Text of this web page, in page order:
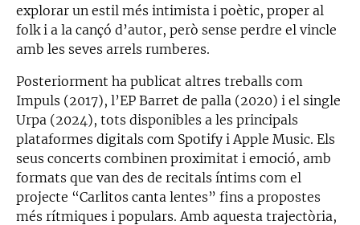
explorar un estil més intimista i poètic, proper al
folk i a la cançó d’autor, però sense perdre el vincle
amb les seves arrels rumberes.
Posteriorment ha publicat altres treballs com
Impuls (2017), l’EP Barret de palla (2020) i el single
Urpa (2024), tots disponibles a les principals
plataformes digitals com Spotify i Apple Music. Els
seus concerts combinen proximitat i emoció, amb
formats que van des de recitals íntims com el
projecte “Carlitos canta lentes” fins a propostes
més rítmiques i populars. Amb aquesta trajectòria,